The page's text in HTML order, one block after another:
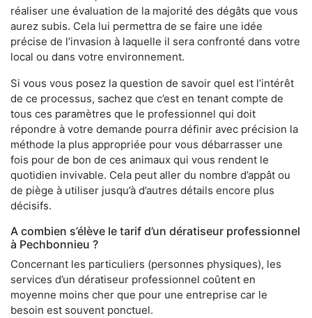
réaliser une évaluation de la majorité des dégâts que vous
aurez subis. Cela lui permettra de se faire une idée
précise de l’invasion à laquelle il sera confronté dans votre
local ou dans votre environnement.
Si vous vous posez la question de savoir quel est l’intérêt
de ce processus, sachez que c’est en tenant compte de
tous ces paramètres que le professionnel qui doit
répondre à votre demande pourra définir avec précision la
méthode la plus appropriée pour vous débarrasser une
fois pour de bon de ces animaux qui vous rendent le
quotidien invivable. Cela peut aller du nombre d’appât ou
de piège à utiliser jusqu’à d’autres détails encore plus
décisifs.
A combien s’élève le tarif d’un dératiseur professionnel
à Pechbonnieu ?
Concernant les particuliers (personnes physiques), les
services d’un dératiseur professionnel coûtent en
moyenne moins cher que pour une entreprise car le
besoin est souvent ponctuel.